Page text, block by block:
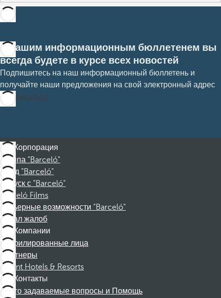
С нашим информационным бюллетенем вы
всегда будете в курсе всех новостей
Подпишитесь на наш информационный бюллетень и
получайте наши предложения на свой электронный адрес
Подписаться
Корпорация
Группа "Barceló"
Фонд "Barceló"
Отпуск с "Barceló"
Barceló Films
Карьерные возможности "Barceló"
Канал жалоб
Компании
Аффилированные лица
Партнеры
Dorint Hotels & Resorts
Контакты
Часто задаваемые вопросы и Помощь